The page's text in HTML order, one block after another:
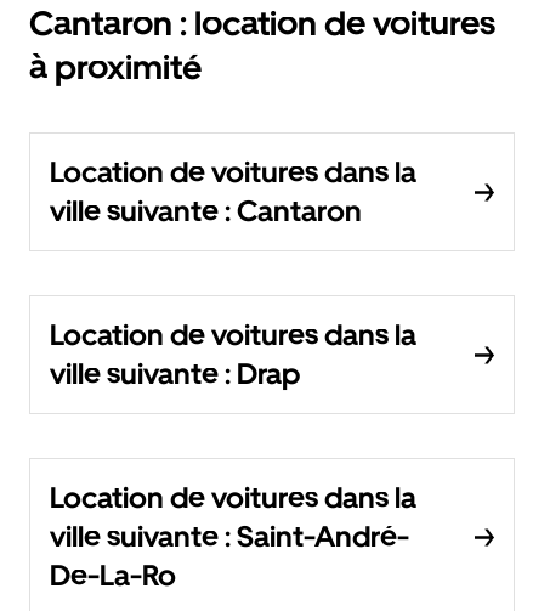
Cantaron : location de voitures
à proximité
Location de voitures dans la
ville suivante : Cantaron
Location de voitures dans la
ville suivante : Drap
Location de voitures dans la
ville suivante : Saint-André-
De-La-Ro